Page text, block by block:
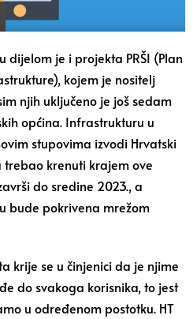
dijelom je i projekta PRŠI (Plan
kojem je nositelj
njih uključeno je još sedam
općina. Infrastrukturu u
stupovima izvodi Hrvatski
krenuti krajem ove
do sredine 2023., a
bude pokrivena mrežom
krije se u činjenici da je njime
do svakoga korisnika, to jest
u određenom postotku. HT